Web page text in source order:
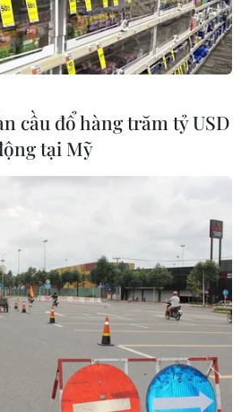
Bảo an Liên hợp quốc. (Nguồn:
THX/TTXVN)
Bảo an Liên hợp quốc đã
Nhĩ Kỳ tiến hành cuộc tấn
nhóm dân quân người Kurd
tồi tệ thêm cuộc khủng
cầu đổ hàng trăm tỷ USD
tại Mỹ